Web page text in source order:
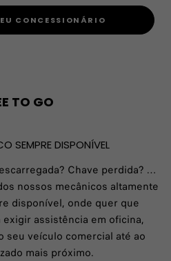
CONCESSIONÁRIO
TO GO
SEMPRE DISPONÍVEL
Chave perdida? …
nossos mecânicos altamente
disponível, onde quer que
assistência em oficina,
seu veículo comercial até ao
mais próximo.